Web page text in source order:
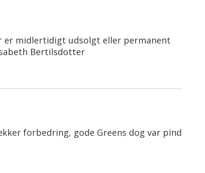
er midlertidigt udsolgt eller permanent
Bertilsdotter
forbedring, gode Greens dog var pind